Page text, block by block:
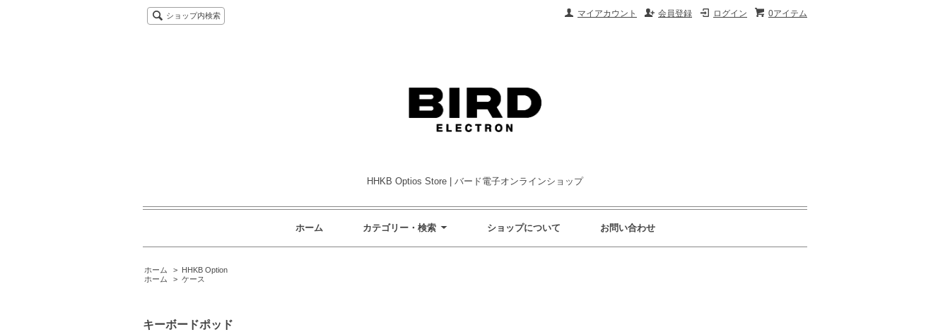
0アイテム
ログイン
会員登録
マイアカウント
ショップ内検索
HHKB Optios Store | バード電子オンラインショップ
ホーム カテゴリー・検索 ショップについて お問い合わせ
ホーム > HHKB Option
ホーム
> ケース
キーボードポッド